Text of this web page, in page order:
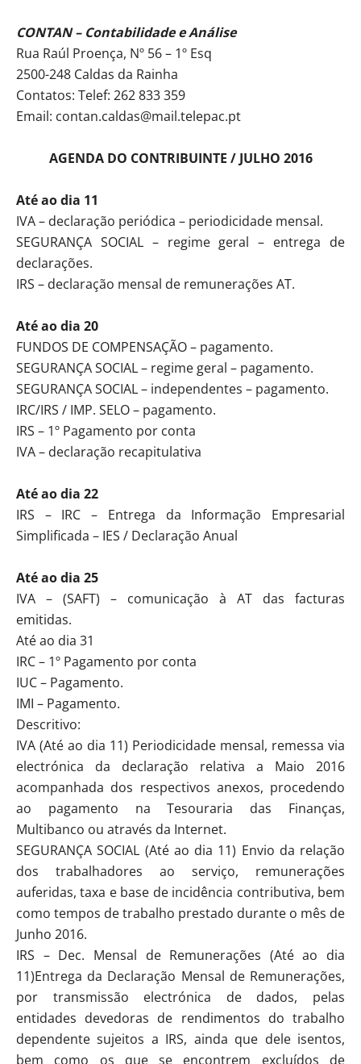
CONTAN – Contabilidade e Análise
Rua Raúl Proença, Nº 56 – 1º Esq
2500-248 Caldas da Rainha
Contatos: Telef: 262 833 359
Email: contan.caldas@mail.telepac.pt
AGENDA DO CONTRIBUINTE / JULHO 2016
Até ao dia 11
IVA – declaração periódica – periodicidade mensal.
SEGURANÇA SOCIAL – regime geral – entrega de
declarações.
IRS – declaração mensal de remunerações AT.
Até ao dia 20
FUNDOS DE COMPENSAÇÃO – pagamento.
SEGURANÇA SOCIAL – regime geral – pagamento.
SEGURANÇA SOCIAL – independentes – pagamento.
IRC/IRS / IMP. SELO – pagamento.
IRS – 1º Pagamento por conta
IVA – declaração recapitulativa
Até ao dia 22
IRS – IRC – Entrega da Informação Empresarial
Simplificada – IES / Declaração Anual
Até ao dia 25
IVA – (SAFT) – comunicação à AT das facturas
emitidas.
Até ao dia 31
IRC – 1º Pagamento por conta
IUC – Pagamento.
IMI – Pagamento.
Descritivo:
IVA (Até ao dia 11) Periodicidade mensal, remessa via
electrónica da declaração relativa a Maio 2016
acompanhada dos respectivos anexos, procedendo
ao pagamento na Tesouraria das Finanças,
Multibanco ou através da Internet.
SEGURANÇA SOCIAL (Até ao dia 11) Envio da relação
dos trabalhadores ao serviço, remunerações
auferidas, taxa e base de incidência contributiva, bem
como tempos de trabalho prestado durante o mês de
Junho 2016.
IRS – Dec. Mensal de Remunerações (Até ao dia
11)Entrega da Declaração Mensal de Remunerações,
por transmissão electrónica de dados, pelas
entidades devedoras de rendimentos do trabalho
dependente sujeitos a IRS, ainda que dele isentos,
bem como os que se encontrem excluídos de